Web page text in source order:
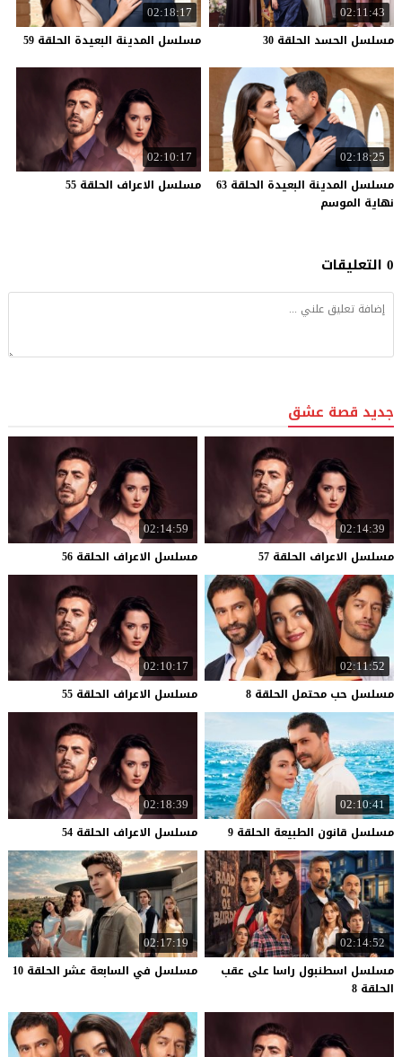
02:11:43
مسلسل الحسد الحلقة 30
02:18:17
مسلسل المدينة البعيدة الحلقة 59
02:18:25
مسلسل المدينة البعيدة الحلقة 63
نهاية الموسم
02:10:17
مسلسل الاعراف الحلقة 55
0 التعليقات
جديد قصة عشق
02:14:39
مسلسل الاعراف الحلقة 57
02:14:59
مسلسل الاعراف الحلقة 56
02:11:52
مسلسل حب محتمل الحلقة 8
02:10:17
مسلسل الاعراف الحلقة 55
02:10:41
مسلسل قانون الطبيعة الحلقة 9
02:18:39
مسلسل الاعراف الحلقة 54
02:14:52
مسلسل اسطنبول راسا على عقب
الحلقة 8
02:17:19
مسلسل في السابعة عشر الحلقة 10